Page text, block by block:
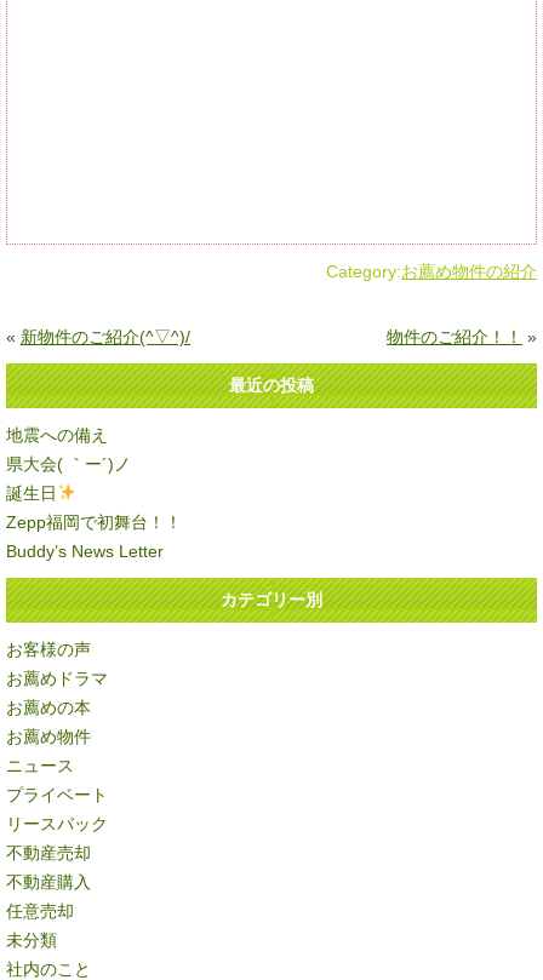
Category:お薦め物件の紹介
« 新物件のご紹介(^▽^)/ 物件のご紹介！！ »
最近の投稿
地震への備え
県大会( ｀ー´)ノ
誕生日
Zepp福岡で初舞台！！
Buddy’s News Letter
カテゴリー別
お客様の声
お薦めドラマ
お薦めの本
お薦め物件
ニュース
プライベート
リースバック
不動産売却
不動産購入
任意売却
未分類
社内のこと